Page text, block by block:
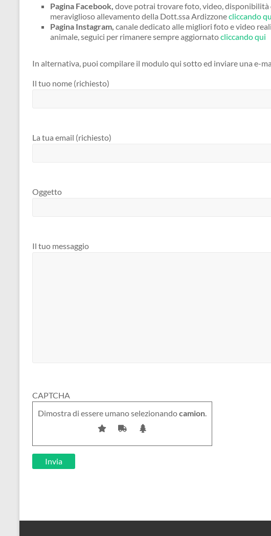
Pagina Facebook, dove potrai trovare foto, video, disponibilità
meraviglioso allevamento della Dott.ssa Ardizzonecliccando
Pagina Instagram, canale dedicato alle migliori foto e video
animale, seguici per rimanere sempre aggiornatocliccando qui
In alternativa, puoi compilare il modulo qui sotto ed inviare una e-
Il tuo nome (richiesto)
La tua email (richiesto)
Oggetto
Il tuo messaggio
CAPTCHA
Dimostra di essere umano selezionandocamion